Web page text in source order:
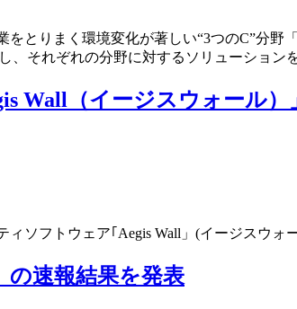
とりまく環境変化が著しい“3つのC”分野
、それぞれの分野に対するソリューション
Wall（イージスウォール）
ソフトウェア｢Aegis Wall」(イージスウォ
の速報結果を発表